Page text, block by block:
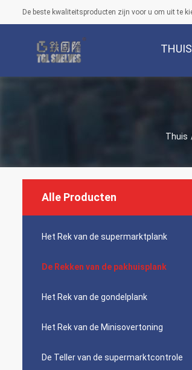
De beste kwaliteitsproducten zijn voor u om uit te
THUIS
Thuis
Alle Producten
Het Rek van de supermarktplank
De Rekken van de pakhuisplank
Het Rek van de gondelplank
Het Rek van de Minisovertoning
De Teller van de supermarktcontrole